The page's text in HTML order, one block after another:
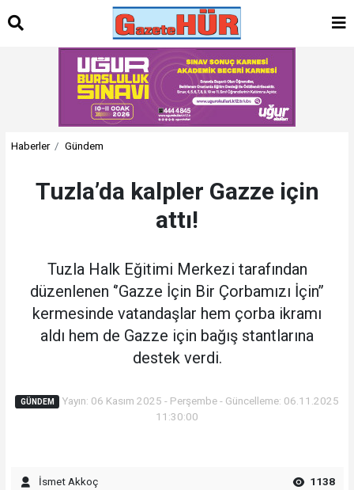
Haberler Gündem
Tuzla’da kalpler Gazze için
attı!
Tuzla Halk Eğitimi Merkezi tarafından
düzenlenen ‘’Gazze İçin Bir Çorbamızı İçin’’
kermesinde vatandaşlar hem çorba ikramı
aldı hem de Gazze için bağış stantlarına
destek verdi.
GÜNDEM
Yayın: 06 Kasım 2025 - Perşembe - Güncelleme: 06.11.2025
11:30:00
İsmet Akkoç 1138